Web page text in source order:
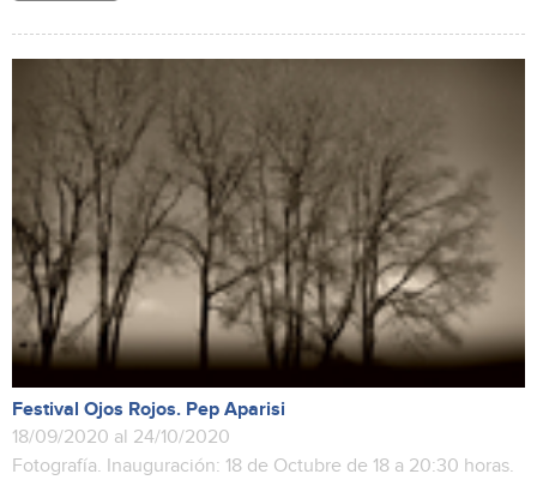
Festival Ojos Rojos. Pep Aparisi
18/09/2020 al 24/10/2020
Fotografía. Inauguración: 18 de Octubre de 18 a 20:30 horas.